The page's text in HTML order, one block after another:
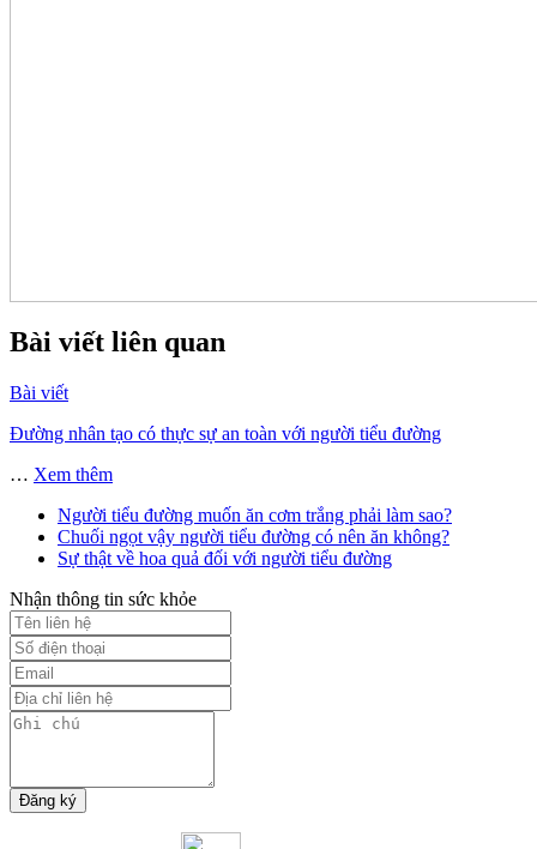
Bài viết liên quan
Bài viết
Đường nhân tạo có thực sự an toàn với người tiểu đường
… Xem thêm
Người tiểu đường muốn ăn cơm trắng phải làm sao?
Chuối ngọt vậy người tiểu đường có nên ăn không?
Sự thật về hoa quả đối với người tiểu đường
Nhận thông tin sức khỏe